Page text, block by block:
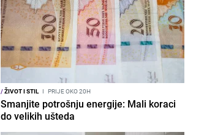
/ŽIVOT I STIL I PRIJE OKO 20H
Smanjite potrošnju energije: Mali koraci
do velikih ušteda